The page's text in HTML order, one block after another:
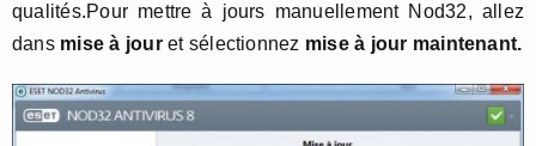
qualités.Pour mettre à jours manuellement Nod32, allez
dans mise à jouret sélectionnez mise à jour maintenant.